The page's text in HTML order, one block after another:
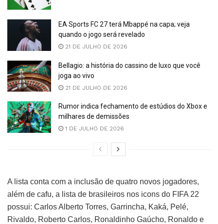
EA Sports FC 27 terá Mbappé na capa; veja
quando o jogo será revelado
21 DE JULHO DE 2026
Bellagio: a história do cassino de luxo que você
joga ao vivo
21 DE JULHO DE 2026
Rumor indica fechamento de estúdios do Xbox e
milhares de demissões
1 DE JULHO DE 2026
A lista conta com a inclusão de quatro novos jogadores,
além de cafu, a lista de brasileiros nos icons do FIFA 22
possui: Carlos Alberto Torres, Garrincha, Kaká, Pelé,
Rivaldo, Roberto Carlos, Ronaldinho Gaúcho, Ronaldo e